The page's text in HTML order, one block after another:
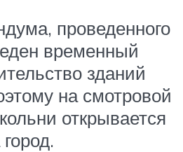
проведенного
временный
зданий
на смотровой
открывается